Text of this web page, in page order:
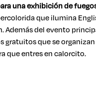
una exhibición de
que ilumina
Además del evento
gratuitos que se
que entres en calorcito.